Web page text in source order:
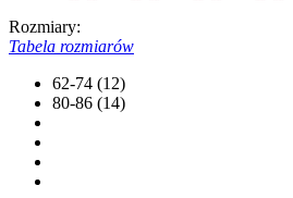
Rozmiary:
Tabela rozmiarów
62-74 (12)
80-86 (14)